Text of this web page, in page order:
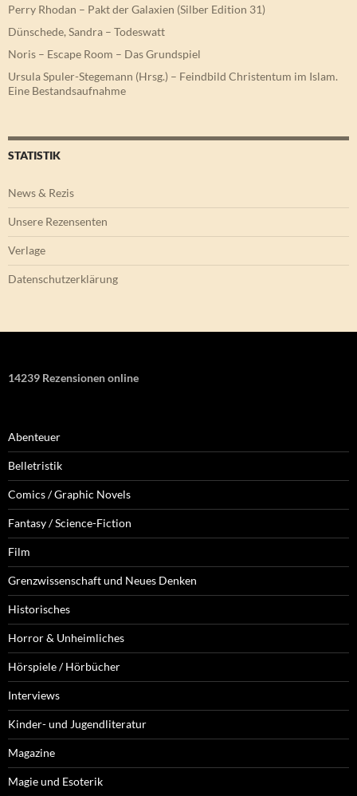
Perry Rhodan – Pakt der Galaxien (Silber Edition 31)
Dünschede, Sandra – Todeswatt
Noris – Escape Room – Das Grundspiel
Ursula Spuler-Stegemann (Hrsg.) – Feindbild Christentum im Islam.
Eine Bestandsaufnahme
STATISTIK
News & Rezis
Unsere Rezensenten
Verlage
Datenschutzerklärung
14239 Rezensionen online
Abenteuer
Belletristik
Comics / Graphic Novels
Fantasy / Science-Fiction
Film
Grenzwissenschaft und Neues Denken
Historisches
Horror & Unheimliches
Hörspiele / Hörbücher
Interviews
Kinder- und Jugendliteratur
Magazine
Magie und Esoterik